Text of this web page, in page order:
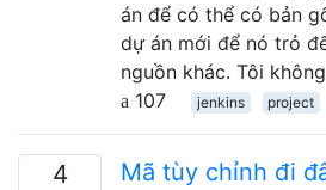
án để có thể có bản
dự án mới để nó trỏ
nguồn khác. Tôi
107
jenkins project
4
Mã tùy chỉnh đi